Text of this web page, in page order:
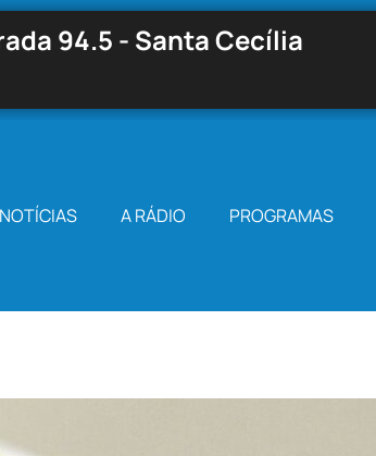
94.5 - Santa Cecília
NOTÍCIAS A RÁDIO PROGRAMAS